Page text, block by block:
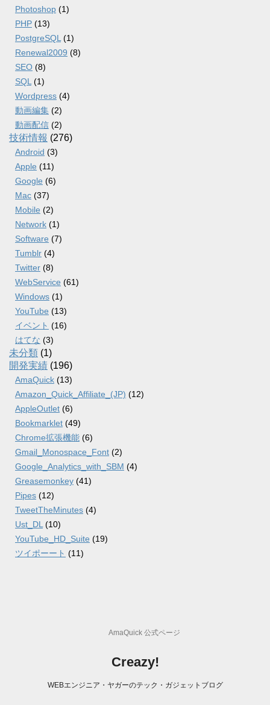
Photoshop (1)
PHP (13)
PostgreSQL (1)
Renewal2009 (8)
SEO (8)
SQL (1)
Wordpress (4)
動画編集 (2)
動画配信 (2)
技術情報 (276)
Android (3)
Apple (11)
Google (6)
Mac (37)
Mobile (2)
Network (1)
Software (7)
Tumblr (4)
Twitter (8)
WebService (61)
Windows (1)
YouTube (13)
イベント (16)
はてな (3)
未分類 (1)
開発実績 (196)
AmaQuick (13)
Amazon_Quick_Affiliate_(JP) (12)
AppleOutlet (6)
Bookmarklet (49)
Chrome拡張機能 (6)
Gmail_Monospace_Font (2)
Google_Analytics_with_SBM (4)
Greasemonkey (41)
Pipes (12)
TweetTheMinutes (4)
Ust_DL (10)
YouTube_HD_Suite (19)
ツイポーート (11)
AmaQuick 公式ページ
Creazy!
WEBエンジニア・ヤガーのテック・ガジェットブログ